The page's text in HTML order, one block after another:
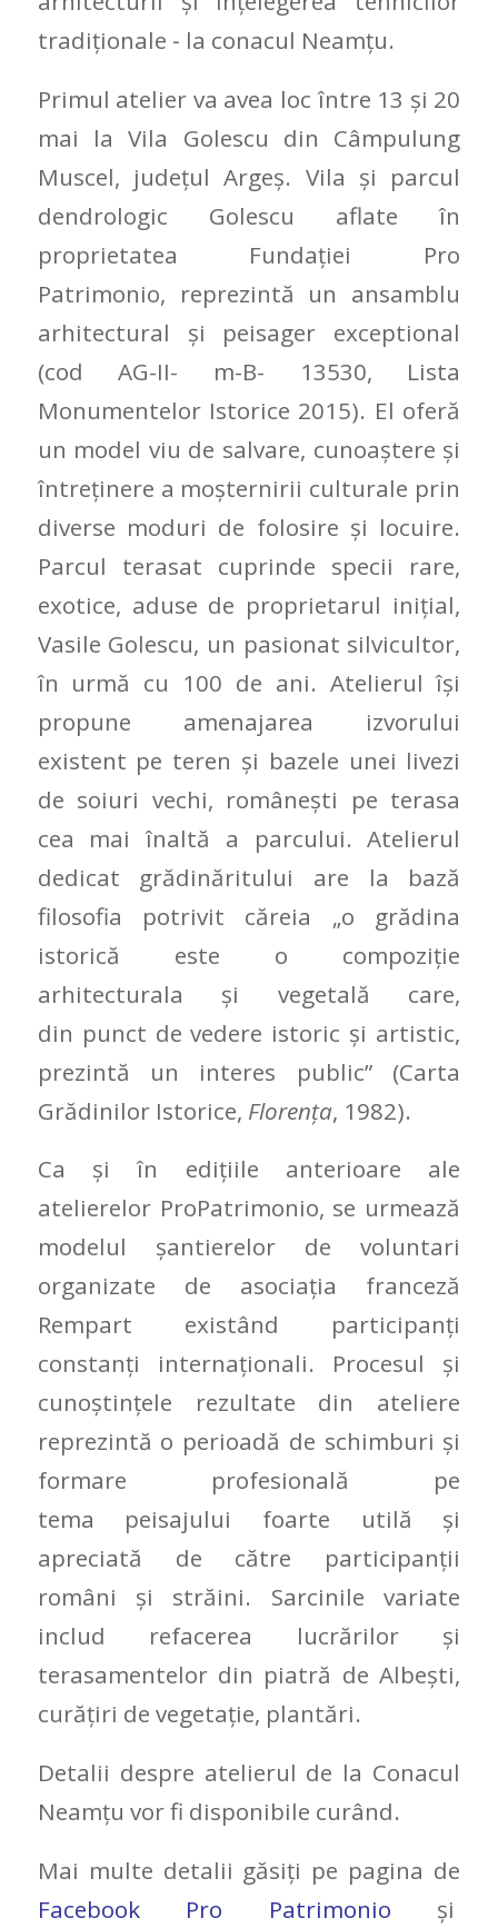
tradiționale ‐ la conacul Neamțu.
Primul atelier va avea loc între 13 și 20
mai la Vila Golescu din Câmpulung
Muscel, județul Argeș. Vila și parcul
dendrologic Golescu aflate în
proprietatea Fundației Pro
Patrimonio, reprezintă un ansamblu
arhitectural și peisager exceptional
(cod AG-II- m-B- 13530, Lista
Monumentelor Istorice 2015). El oferă
un model viu de salvare, cunoaștere și
întreținere a moșternirii culturale prin
diverse moduri de folosire și locuire.
Parcul terasat cuprinde specii rare,
exotice, aduse de proprietarul iniţial,
Vasile Golescu, un pasionat silvicultor,
în urmă cu 100 de ani. Atelierul își
propune amenajarea izvorului
existent pe teren şi bazele unei livezi
de soiuri vechi, româneşti pe terasa
cea mai înaltă a parcului. Atelierul
dedicat grădinăritului are la bază
filosofia potrivit căreia „o grădina
istorică este o compoziție
arhitecturala și vegetală care,
din punct de vedere istoric și artistic,
prezintă un interes public” (Carta
Grădinilor Istorice, Florenţa, 1982).
Ca şi în ediţiile anterioare ale
atelierelor ProPatrimonio, se urmează
modelul șantierelor de voluntari
organizate de asociația franceză
Rempart existând participanţi
constanţi internaţionali. Procesul și
cunoștințele rezultate din ateliere
reprezintă o perioadă de schimburi și
formare profesională pe
tema peisajului foarte utilă şi
apreciată de către participanţii
români şi străini. Sarcinile variate
includ refacerea lucrărilor şi
terasamentelor din piatră de Albeşti,
curăţiri de vegetaţie, plantări.
Detalii despre atelierul de la Conacul
Neamțu vor fi disponibile curând.
Mai multe detalii găsiți pe pagina de
Facebook Pro Patrimonio și